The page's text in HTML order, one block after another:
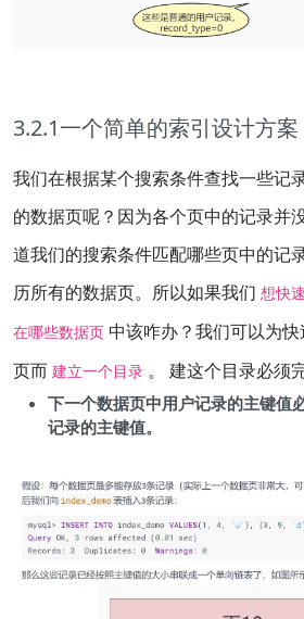
3.2.1一个简单的索引设计方案
我们在根据某个搜索条件查找一些记
的数据页呢？因为各个页中的记录并
道我们的搜索条件匹配哪些页中的记
历所有的数据页。所以如果我们 想快
在哪些数据页 中该咋办？我们可以为
页而 建立一个目录 。 建这个目录必须
下一个数据页中用户记录的主键值
记录的主键值。